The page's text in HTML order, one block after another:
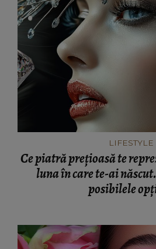
LIFESTYLE
Ce piatră prețioasă te
luna în care te-ai
posibilele